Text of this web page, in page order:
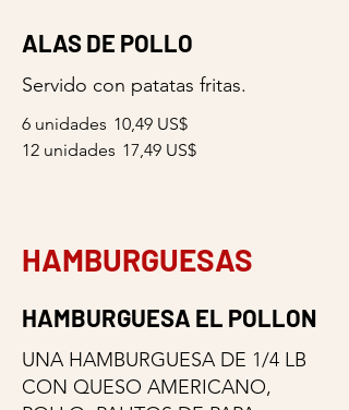
ALAS DE POLLO
Servido con patatas fritas.
6 unidades 10,49 US$
12 unidades 17,49 US$
HAMBURGUESAS
HAMBURGUESA EL POLLON
UNA HAMBURGUESA DE 1/4 LB
CON QUESO AMERICANO,